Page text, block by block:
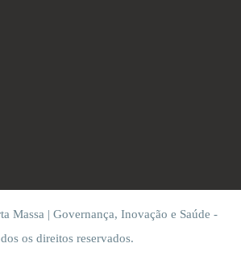
Massa | Governança, Inovação e Saúde -
os direitos reservados.